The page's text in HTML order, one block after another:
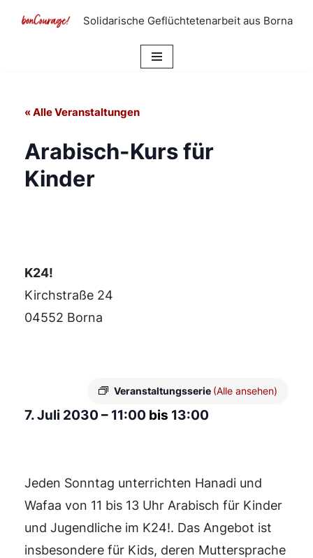
Solidarische Geflüchtetenarbeit aus Borna
« Alle Veranstaltungen
Arabisch-Kurs für
Kinder
K24!
Kirchstraße 24
04552 Borna
Veranstaltungsserie (Alle ansehen)
7. Juli 2030 – 11:00 bis 13:00
Jeden Sonntag unterrichten Hanadi und
Wafaa von 11 bis 13 Uhr Arabisch für Kinder
und Jugendliche im K24!. Das Angebot ist
insbesondere für Kids, deren Muttersprache